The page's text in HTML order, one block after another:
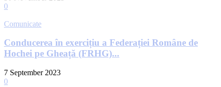
0
Comunicate
Conducerea în exercițiu a Federației Române de
Hochei pe Gheață (FRHG)...
7 September 2023
0